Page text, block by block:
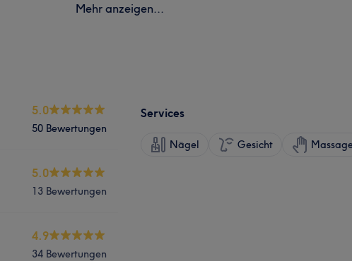
Mehr anzeigen...
5.0
50 Bewertungen
5.0
13 Bewertungen
4.9
34 Bewertungen
Services
Nägel Gesicht